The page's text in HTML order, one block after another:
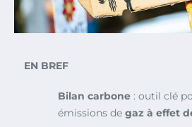
EN BREF
Bilan carbone : outil clé
émissions de gaz à effet